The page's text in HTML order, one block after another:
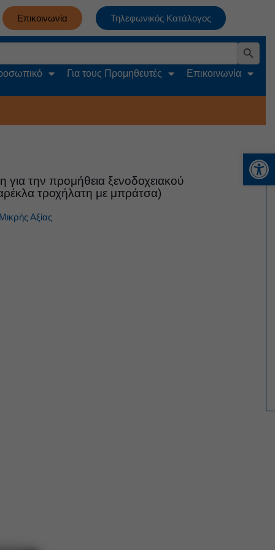
Επικοινωνία Τηλεφωνικός Κατάλογος
Search Button
Για τους Προμηθευτές Επικοινωνία
την προμήθεια ξενοδοχειακού
τροχήλατη με μπράτσα)
Αξίας